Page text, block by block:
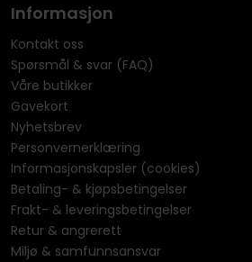
Informasjon
Kontakt oss
Spørsmål & svar (FAQ)
Våre butikker
Gavekort
Nyhetsbrev
Personvernerklæring
Informasjonskapsler (cookies)
Betaling- & kjøpsbetingelser
Frakt- & leveringsbetingelser
Retur & angrerett
Miljø & samfunnsansvar